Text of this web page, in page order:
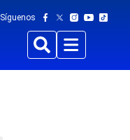
Síguenos
BuscarMenu